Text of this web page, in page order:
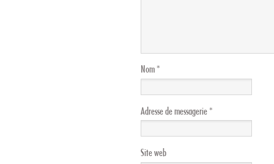
Nom*
Adresse de messagerie*
Site web